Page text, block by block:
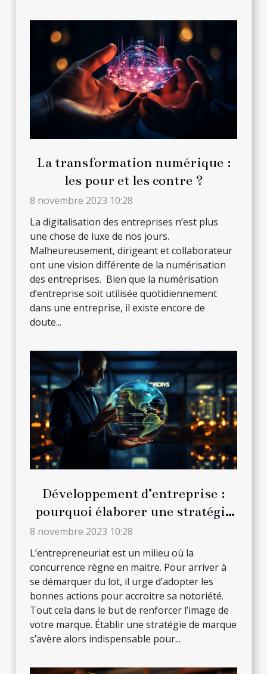
La transformation numérique :
les pour et les contre ?
8 novembre 2023 10:28
La digitalisation des entreprises n’est plus
une chose de luxe de nos jours.
Malheureusement, dirigeant et collaborateur
ont une vision différente de la numérisation
des entreprises. Bien que la numérisation
d’entreprise soit utilisée quotidiennement
dans une entreprise, il existe encore de
doute...
Développement d’entreprise :
pourquoi élaborer une stratégie
de marque ?
8 novembre 2023 10:28
L’entrepreneuriat est un milieu où la
concurrence règne en maitre. Pour arriver à
se démarquer du lot, il urge d’adopter les
bonnes actions pour accroitre sa notoriété.
Tout cela dans le but de renforcer l’image de
votre marque. Établir une stratégie de marque
s’avère alors indispensable pour...